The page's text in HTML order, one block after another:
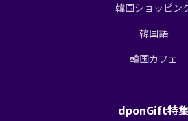
韓国ショッピン
韓国語
韓国カフェ
dponGift特